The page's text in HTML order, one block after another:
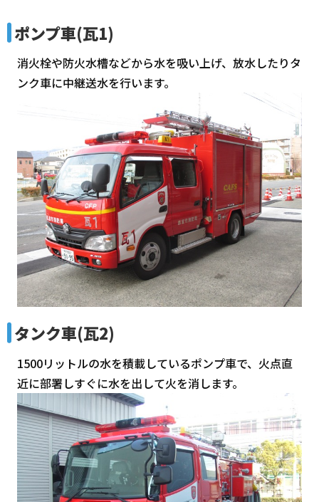
ポンプ車(瓦1)
消火栓や防火水槽などから水を吸い上げ、放水したりタ
ンク車に中継送水を行います。
タンク車(瓦2)
1500リットルの水を積載しているポンプ車で、火点直
近に部署しすぐに水を出して火を消します。